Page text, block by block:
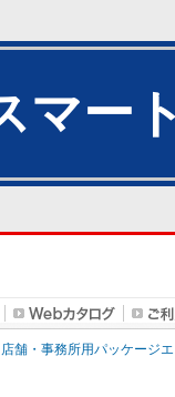
マー
店舗・事務所用パッケージ